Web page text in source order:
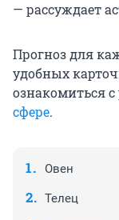
— рассуждает
Прогноз для
удобных
ознакомиться
сфере.
Овен
Телец